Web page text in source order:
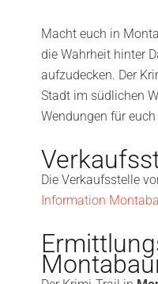
Macht euch in
die Wahrheit hinter
aufzudecken. Der
Stadt im südlichen
Wendungen für euch
Die Verkaufsstelle
Information